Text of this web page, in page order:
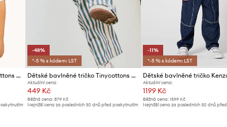
Dětské bavlněné tričko Tinycottons STRIPES TINY TEE
-48%
*-5 % s kódem: LST
Dětské bavlněné tričko Tinycottons STRIPES TINY TEE
Aktuální cena:
449 Kč
Běžná cena: 879 Kč
Nejnižší cena za posledních 30 dnů před poskytnutím
-11%
*-5 % s kódem: LST
Dětské bavlněné tričko
Aktuální cena:
1199 Kč
Běžná cena: 1599 Kč
Nejnižší cena za posledních 30 dnů